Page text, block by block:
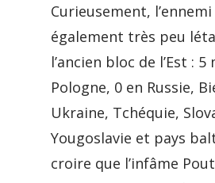
Curieusement,
également très peu
l’ancien bloc de l’Est :
Pologne, 0 en Russie,
Ukraine, Tchéquie,
Yougoslavie et pays
croire que l’infâme